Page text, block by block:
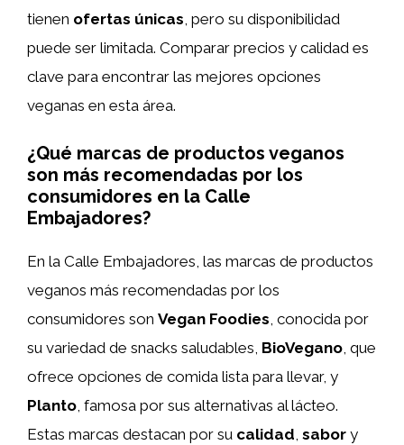
tienen ofertas únicas , pero su disponibilidad
puede ser limitada. Comparar precios y calidad es
clave para encontrar las mejores opciones
veganas en esta área.
¿Qué marcas de productos veganos
son más recomendadas por los
consumidores en la Calle
Embajadores?
En la Calle Embajadores, las marcas de productos
veganos más recomendadas por los
consumidores son Vegan Foodies, conocida por
su variedad de snacks saludables, BioVegano, que
ofrece opciones de comida lista para llevar, y
Planto, famosa por sus alternativas al lácteo.
Estas marcas destacan por su calidad, sabor y